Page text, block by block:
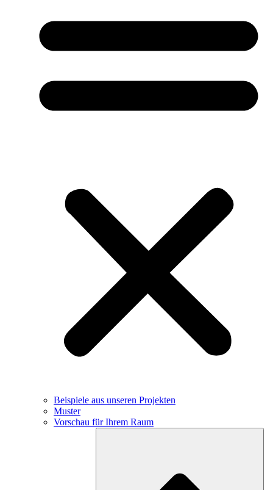
Beispiele aus unseren Projekten
Muster
Vorschau für Ihrem Raum